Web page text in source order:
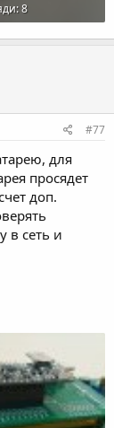
8
#77
для
просядет
доп.
в сеть и